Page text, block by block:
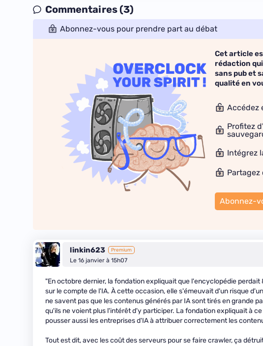
Commentaires (3)
Abonnez-vous pour prendre part au débat
Cet article
rédaction
sans pub et
qualité en
Accédez
Profitez
Intégrez
Partagez
Abonnez-
linkin623 Premium
Le 16 janvier à 15h07
"En octobre dernier, la fondation expliquait que l'encyclopédie
sur le compte de l'IA. À cette occasion, elle s'émeuvait d'un risque
ne savent pas que les contenus générés par IA sont tirés en grande
qu'ils ne voient plus l'intérêt d'y participer. La fondation expliquait à
pousser aussi les entreprises d'IA à attribuer correctement les
Tout est dit, avec les coût des serveurs pour se faire crawler, ça